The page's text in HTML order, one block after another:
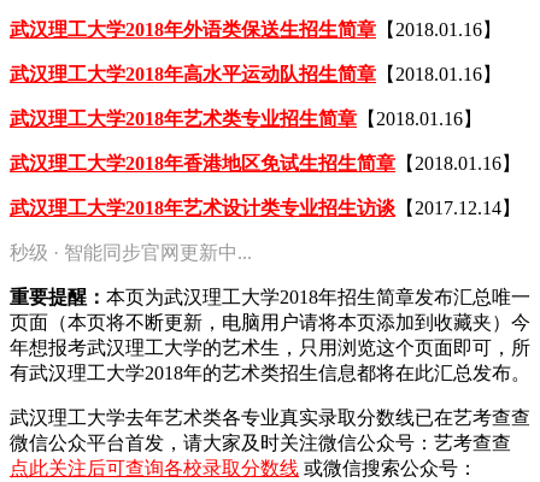
武汉理工大学2018年外语类保送生招生简章 【2018.01.16】
武汉理工大学2018年高水平运动队招生简章 【2018.01.16】
武汉理工大学2018年艺术类专业招生简章 【2018.01.16】
武汉理工大学2018年香港地区免试生招生简章 【2018.01.16】
武汉理工大学2018年艺术设计类专业招生访谈 【2017.12.14】
秒级 · 智能同步官网更新中...
重要提醒： 本页为武汉理工大学2018年招生简章发布汇总唯一
页面（本页将不断更新，电脑用户请将本页添加到收藏夹）今
年想报考武汉理工大学的艺术生，只用浏览这个页面即可，所
有武汉理工大学2018年的艺术类招生信息都将在此汇总发布。
武汉理工大学去年艺术类各专业真实录取分数线已在艺考查查
微信公众平台首发， 请大家及时关注微信公众号：艺考查查
点此关注后可查询各校录取分数线 或微信搜索公众号：